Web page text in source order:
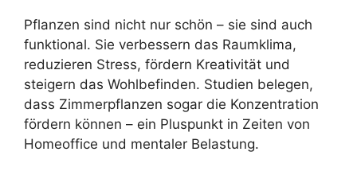
Pflanzen sind nicht nur schön – sie sind auch
funktional. Sie verbessern das Raumklima,
reduzieren Stress, fördern Kreativität und
steigern das Wohlbefinden. Studien belegen,
dass Zimmerpflanzen sogar die Konzentration
fördern können – ein Pluspunkt in Zeiten von
Homeoffice und mentaler Belastung.